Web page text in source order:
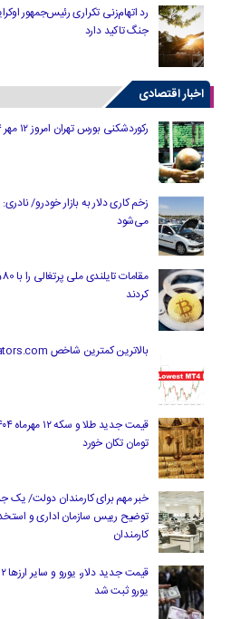
رد اتهام‌زنی تکراری رئیس‌جمهور
جنگ تاکید دارد
اخبار اقتصادی
رکوردشکنی بورس تهران امروز ۱۲ مهر ۱۴۰۴| بازار سهام رونق گرفت
زخم کاری دلار به بازار خودرو/
می‌شود
کردند
بالاترین کمترین شاخص MT4 – forexmt4indicators.com
تومان تکان خورد
خبر مهم برای کارمندان دولت/ یک
توضیح رییس سازمان اداری و
کارمندان
یورو ثبت شد